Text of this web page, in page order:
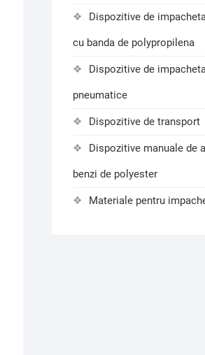
Dispozitive de
cu banda de polypropilena
Dispozitive de
pneumatice
Dispozitive de transport
Dispozitive manuale de
benzi de polyester
Materiale pentru